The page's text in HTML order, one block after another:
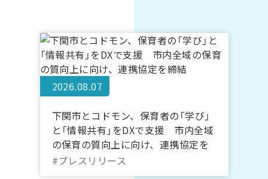
2026.08.07
下関市とコドモン、保育者の「学び」
と「情報共有」をDXで支援 市内全域
の保育の質向上に向け、連携協定を
締結
#プレスリリース